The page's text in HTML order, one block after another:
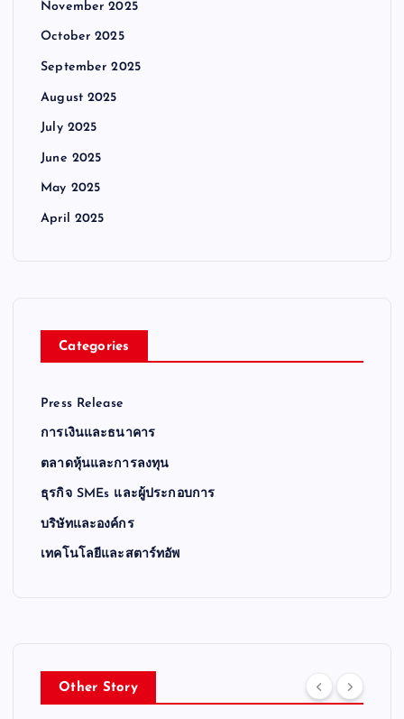
November 2025
October 2025
September 2025
August 2025
July 2025
June 2025
May 2025
April 2025
Categories
Press Release
การเงินและธนาคาร
ตลาดหุ้นและการลงทุน
ธุรกิจ SMEs และผู้ประกอบการ
บริษัทและองค์กร
เทคโนโลยีและสตาร์ทอัพ
Other Story